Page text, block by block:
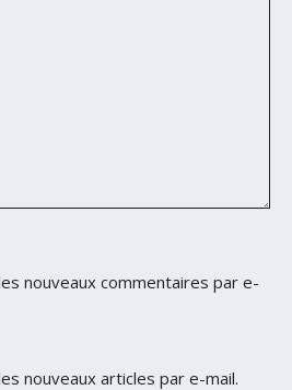
nouveaux commentaires par e-
nouveaux articles par e-mail.